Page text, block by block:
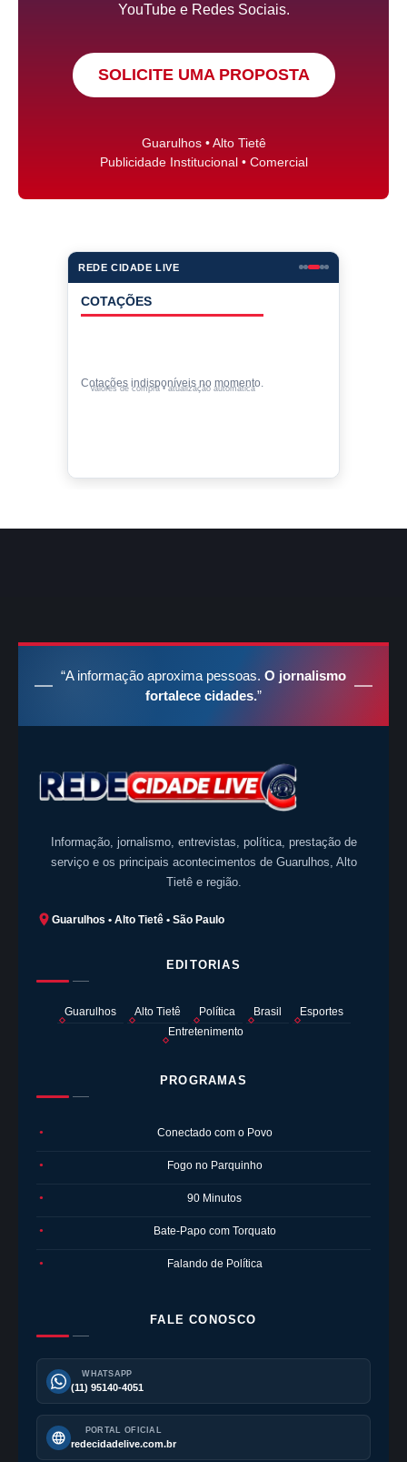
YouTube e Redes Sociais.
SOLICITE UMA PROPOSTA
Guarulhos • Alto Tietê
Publicidade Institucional • Comercial
REDE CIDADE LIVE
COTAÇÕES
Cotações indisponíveis no momento.
Valores de compra • atualização automática
“A informação aproxima pessoas. O jornalismo
fortalece cidades.”
Informação, jornalismo, entrevistas, política, prestação de
serviço e os principais acontecimentos de Guarulhos, Alto
Tietê e região.
Guarulhos • Alto Tietê • São Paulo
EDITORIAS
Guarulhos Alto Tietê Política Brasil
Esportes
Entretenimento
PROGRAMAS
● Conectado com o Povo
● Fogo no Parquinho
● 90 Minutos
● Bate-Papo com Torquato
● Falando de Política
FALE CONOSCO
WHATSAPP
(11) 95140-4051
PORTAL OFICIAL
redecidadelive.com.br